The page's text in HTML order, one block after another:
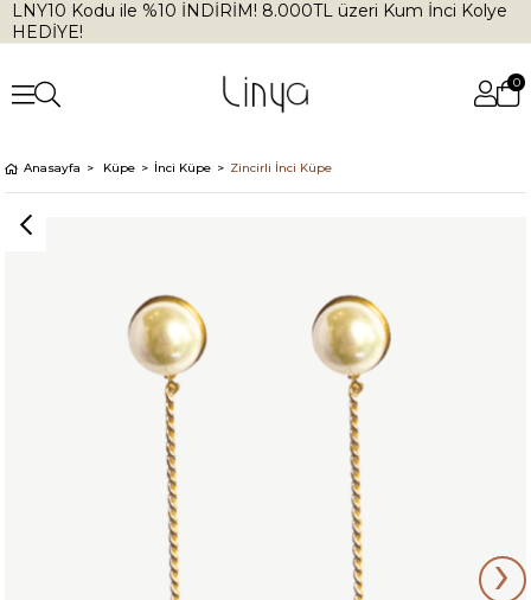
LNY10 Kodu ile %10 İNDİRİM! 8.000TL üzeri Kum İnci Kolye
HEDİYE!
0
Anasayfa Küpe İnci Küpe Zincirli İnci Küpe
›